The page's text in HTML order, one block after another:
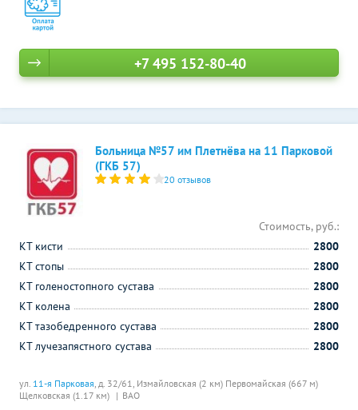
+7 495 152-80-40
Больница №57 им Плетнёва на 11 Парковой
(ГКБ 57)
20 отзывов
ул. 11-я Парковая, д. 32/61, Измайловская (2 км) Первомайская (667 м)
Щелковская (1.17 км)
ВАО
Стоимость, руб.:
КТ кисти
2800
КТ стопы
2800
КТ голеностопного сустава
2800
КТ колена
2800
КТ тазобедренного сустава
2800
КТ лучезапястного сустава
2800